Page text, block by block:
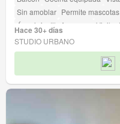
Sin amoblar Permite mascotas
Área infantil
Ascensor Vigilante
Acceso para personas con
Hace 30+ días
STUDIO URBANO